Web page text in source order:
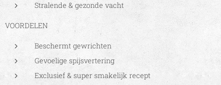
Stralende & gezonde vacht
VOORDELEN
Beschermt gewrichten
Gevoelige spijsvertering
Exclusief & super smakelijk recept